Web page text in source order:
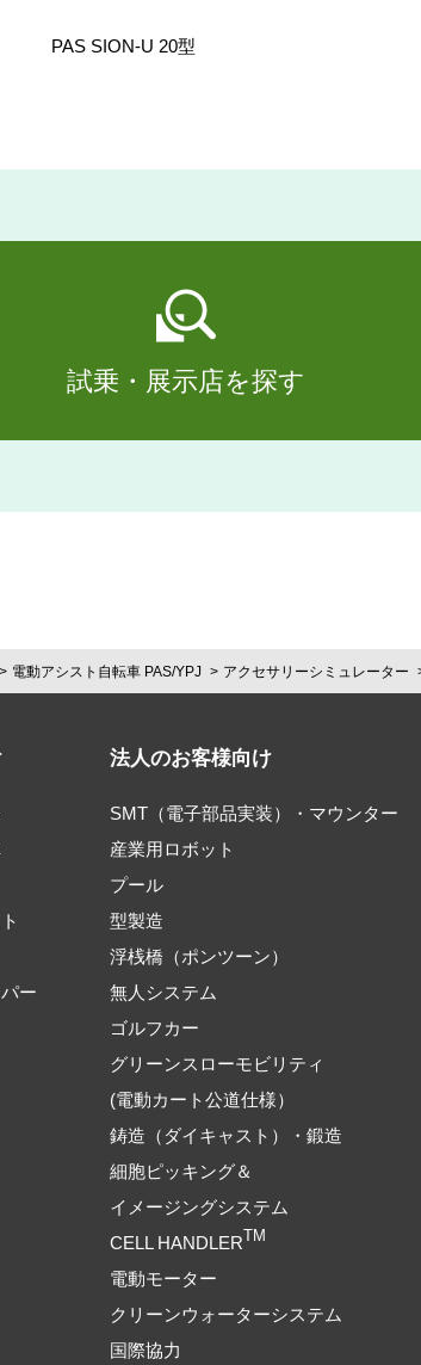
PAS SION-U 20型
試乗・展示店を探す
電動アシスト自転車 PAS/YPJ アクセサリーシミュレーター
ー
法人のお客様向け
SMT（電子部品実装）・マウンター
産業用ロボット
プール
型製造
浮桟橋（ポンツーン）
無人システム
ゴルフカー
グリーンスローモビリティ
(電動カート公道仕様）
鋳造（ダイキャスト）・鍛造
細胞ピッキング＆
イメージングシステム
CELL HANDLERTM
電動モーター
クリーンウォーターシステム
国際協力